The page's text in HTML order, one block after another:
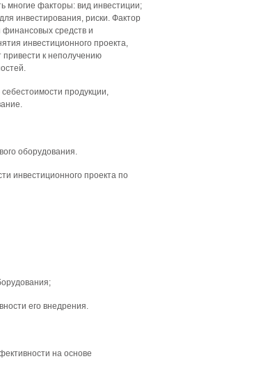
многие факторы: вид инвестиции;
инвестирования, риски. Фактор
финансовых средств и
инвестиционного проекта,
к неполучению
продукции,
оборудования.
инвестиционного проекта по
его внедрения.
на основе